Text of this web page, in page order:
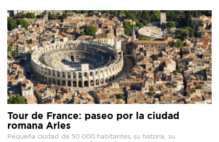
Tour de France: paseo por la ciudad
romana Arles
Pequeña ciudad de 50 000 habitantes, su historia, su